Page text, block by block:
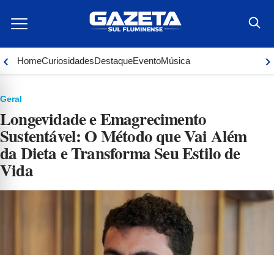
para
conteúdo
‹ HomeCuriosidadesDestaqueEventoMúsica ›
Geral
Longevidade e Emagrecimento
Sustentável: O Método que Vai Além
da Dieta e Transforma Seu Estilo de
Vida